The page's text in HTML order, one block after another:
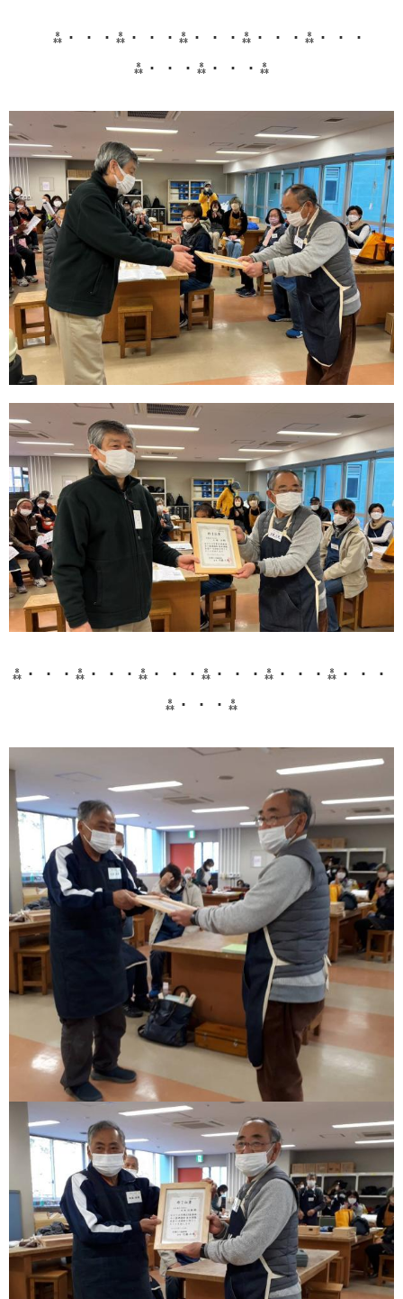
⁂・・・⁂・・・⁂・・・⁂・・・⁂・・・
⁂・・・⁂・・・⁂
⁂・・・⁂・・・⁂・・・⁂・・・⁂・・・⁂・・・
⁂・・・⁂